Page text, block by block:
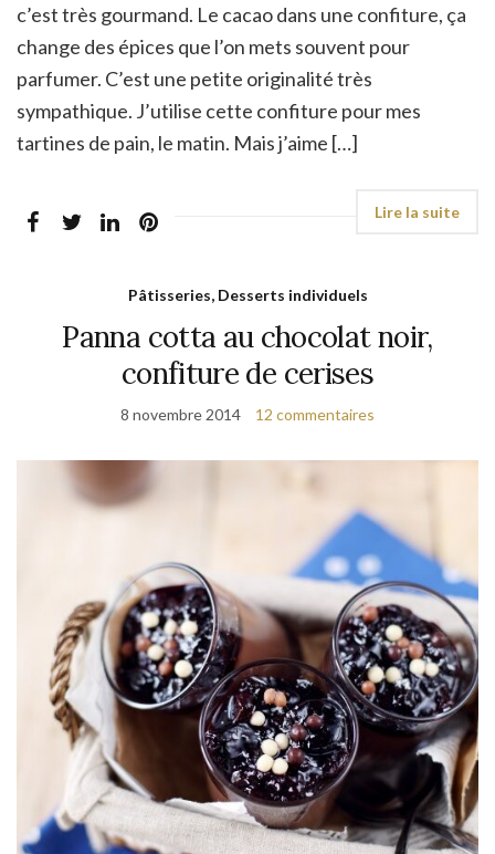
c’est très gourmand. Le cacao dans une confiture, ça
change des épices que l’on mets souvent pour
parfumer. C’est une petite originalité très
sympathique. J’utilise cette confiture pour mes
tartines de pain, le matin. Mais j’aime […]
Pâtisseries, Desserts individuels
Panna cotta au chocolat noir,
confiture de cerises
8 novembre 2014 12 commentaires